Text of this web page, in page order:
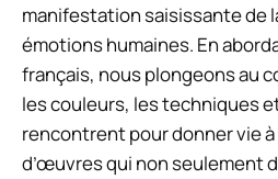
manifestation saisissante de
émotions humaines. En
français, nous plongeons au
les couleurs, les techniques
rencontrent pour donner vie
d’œuvres qui non seulement